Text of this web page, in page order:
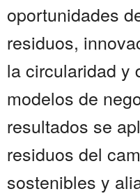
oportunidades
residuos,
la circularidad y
modelos de
resultados se
residuos del
sostenibles y